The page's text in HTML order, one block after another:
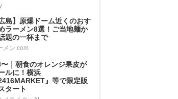
広島】原爆ドーム近くのおす
ラーメン8選！ご当地麺か
題の一杯まで
メン.com
｜朝食のオレンジ果皮が
ルに！横浜
2416MARKET』等で限定販
タート